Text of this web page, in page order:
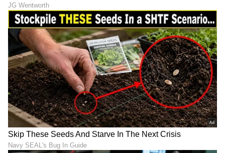
ಲೋನ್ ಅಪ್ಲಿಕೇಷನ್ ನಲ್ಲಿ ಪರ್ಸನಲ್ ಮಾಹಿತಿ
ಡಿಜಿಟಲ್ ಸಾಲ ಮಾರ್ಗಸೂಚಿಗಳ ಅಡಿಯಲ್ಲಿ, ಆರ್ಬಿಐ
ಕಾನೂನುಬಾಹಿರ ಮತ್ತು ಅನಿಯಂತ್ರಿತ ಸಾಲದ ಅಪ್ಲಿಕೇಶನ್ಗಳ
ಮೇಲೆ ತನ್ನ ಹಿಡಿತವನ್ನು ಬಿಗಿಗೊಳಿಸಿದೆ. ಯಾವುದೇ ಸಾಲದ
ಅಪ್ಲಿಕೇಶನ್ ಸಾಲಗಳನ್ನು ಒದಗಿಸುವ ನೆಪದಲ್ಲಿ ಗ್ರಾಹಕರ
ವೈಯಕ್ತಿಕ ಸಂಪರ್ಕಗಳು, ಗ್ಯಾಲರಿಗಳು, ಫೋಟೋಗಳು ಮತ್ತು
ಕರೆ ಲಾಗ್ಗಳನ್ನು ಬಲವಂತವಾಗಿ ಪ್ರವೇಶಿಸಲು ಸಾಧ್ಯವಿಲ್ಲ.
ಸಂಬಂಧಿಕರಿಗೆ ಕರೆ ಮಾಡುವುದು ಅಥವಾ ಸಾರ್ವಜನಿಕ
ಅವಮಾನದಂತಹ ರಿಕವರಿ ಏಜೆಂಟ್ಗಳಿಂದ ಕಿರುಕುಳವನ್ನು
ತಡೆಗಟ್ಟಲು ಗ್ರಾಹಕರ ಒಪ್ಪಿಗೆಯನ್ನು ಕಡ್ಡಾಯಗೊಳಿಸಲಾಗಿದೆ.